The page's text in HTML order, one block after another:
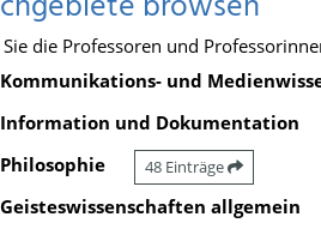
die Professoren und
und
und Dokumentation
48 Einträge
allgemein